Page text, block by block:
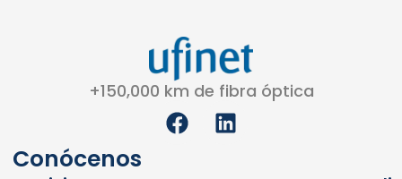
+150,000 km de fibra óptica
F
a
L
i
Conócenos